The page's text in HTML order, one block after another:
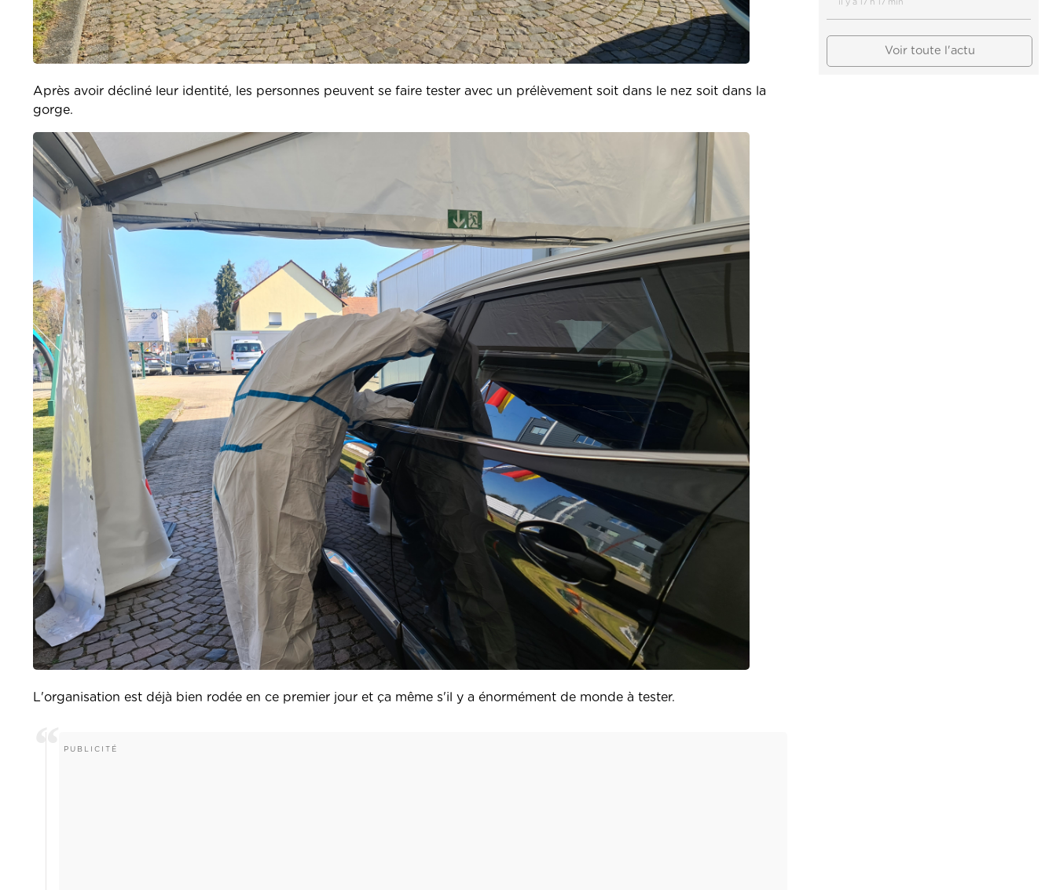
Après avoir décliné leur identité, les personnes peuvent se faire tester avec un prélèvement soit dans le nez soit dans la
gorge.
L'organisation est déjà bien rodée en ce premier jour et ça même s'il y a énormément de monde à tester.
il y a 17 h 17 min
Voir toute l'actu